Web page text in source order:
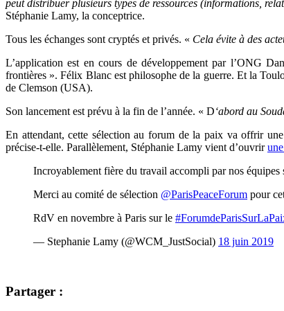
peut distribuer plusieurs types de ressources (informations,
Stéphanie Lamy, la conceptrice.
Tous les échanges sont cryptés et privés. « Cela évite à des
L’application est en cours de développement par l’ONG
frontières ». Félix Blanc est philosophe de la guerre. Et la
de Clemson (USA).
Son lancement est prévu à la fin de l’année. « D‘abord au
En attendant, cette sélection au forum de la paix va offrir
précise-t-elle. Parallèlement, Stéphanie Lamy vient d’ouvrir
Incroyablement fière du travail accompli par nos équipes
Merci au comité de sélection @ParisPeaceForum pour
RdV en novembre à Paris sur le
— Stephanie Lamy (@WCM_JustSocial) 18 juin 2019
Partager :